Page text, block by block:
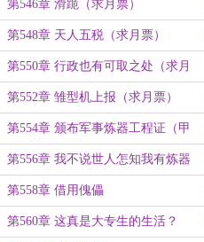
第546章 滑跪（求月票）
第548章 天人五税（求月票）
第550章 行政也有可取之处（求月
票）
第552章 雏型机上报（求月票）
第554章 颁布军事炼器工程证（甲
类）
第556章 我不说世人怎知我有炼器
军事证？
第558章 借用傀儡
第560章 这真是大专生的生活？